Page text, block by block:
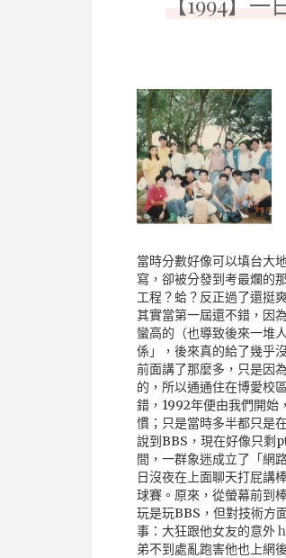
當時分數好像可以填台大
寫，卻被分發到考最爛的
工程？蛤？反正過了還挺
其實當第一屆還不錯，因
蠻高的（也導致後來一堆
係」，後來真的給了幾乎
前面講了那麼多，只是因
的，所以通通住在博愛校
錯，1992年便由我們開始
慣；只是當時多半都只是
說到BBS，現在好像只剩
間，一群象迷成立了「網
日沒夜在上面聊天打屁講
球賽。原來，從螢幕前到
玩是玩BBS，但對技術方
事：大狂跟他女友的意外
弟不到處亂跑害他也上網